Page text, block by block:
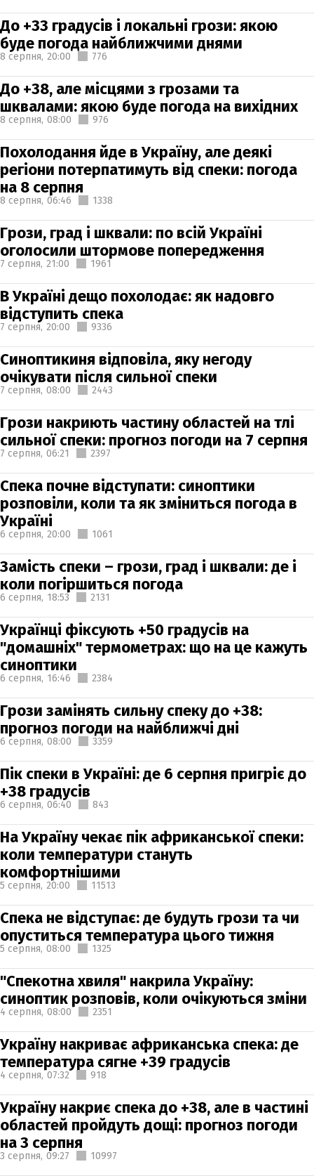
До +33 градусів і локальні грози: якою
буде погода найближчими днями
8 серпня, 20:00 776
До +38, але місцями з грозами та
шквалами: якою буде погода на вихідних
8 серпня, 08:00 976
Похолодання йде в Україну, але деякі
регіони потерпатимуть від спеки: погода
на 8 серпня
8 серпня, 06:46 1338
Грози, град і шквали: по всій Україні
оголосили штормове попередження
7 серпня, 21:00 1961
В Україні дещо похолодає: як надовго
відступить спека
7 серпня, 20:00 9336
Синоптикиня відповіла, яку негоду
очікувати після сильної спеки
7 серпня, 08:00 2443
Грози накриють частину областей на тлі
сильної спеки: прогноз погоди на 7 серпня
7 серпня, 06:21 2397
Спека почне відступати: синоптики
розповіли, коли та як зміниться погода в
Україні
6 серпня, 20:00 1061
Замість спеки – грози, град і шквали: де і
коли погіршиться погода
6 серпня, 18:53 2131
Українці фіксують +50 градусів на
"домашніх" термометрах: що на це кажуть
синоптики
6 серпня, 16:46 2384
Грози замінять сильну спеку до +38:
прогноз погоди на найближчі дні
6 серпня, 08:00 3359
Пік спеки в Україні: де 6 серпня пригріє до
+38 градусів
6 серпня, 06:40 843
На Україну чекає пік африканської спеки:
коли температури стануть
комфортнішими
5 серпня, 20:00 11513
Спека не відступає: де будуть грози та чи
опуститься температура цього тижня
5 серпня, 08:00 1325
"Спекотна хвиля" накрила Україну:
синоптик розповів, коли очікуються зміни
4 серпня, 08:00 2351
Україну накриває африканська спека: де
температура сягне +39 градусів
4 серпня, 07:32 918
Україну накриє спека до +38, але в частині
областей пройдуть дощі: прогноз погоди
на 3 серпня
3 серпня, 09:27 10997